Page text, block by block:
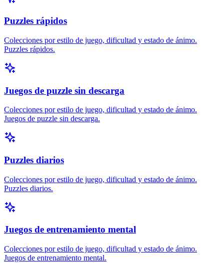
Puzzles rápidos
Colecciones por estilo de juego, dificultad y estado de ánimo.
Puzzles rápidos.
Juegos de puzzle sin descarga
Colecciones por estilo de juego, dificultad y estado de ánimo.
Juegos de puzzle sin descarga.
Puzzles diarios
Colecciones por estilo de juego, dificultad y estado de ánimo.
Puzzles diarios.
Juegos de entrenamiento mental
Colecciones por estilo de juego, dificultad y estado de ánimo.
Juegos de entrenamiento mental.